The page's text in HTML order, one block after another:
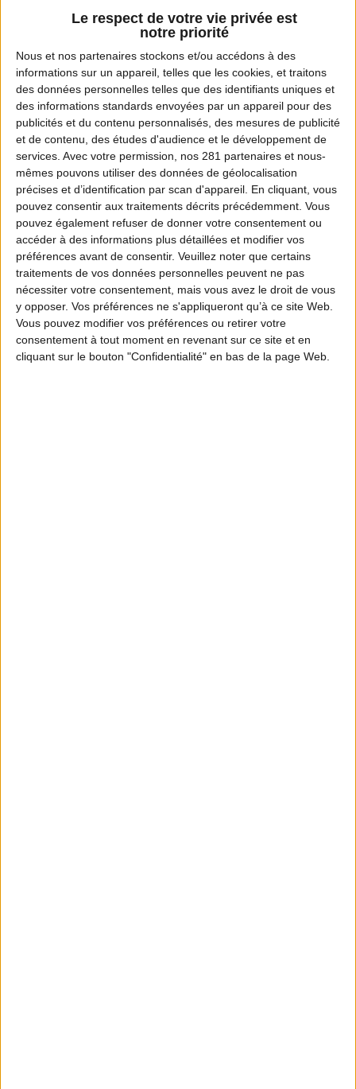
Le respect de votre vie privée est
notre priorité
Nous et nos partenaires stockons et/ou accédons à des
informations sur un appareil, telles que les cookies, et traitons
des données personnelles telles que des identifiants uniques et
des informations standards envoyées par un appareil pour des
publicités et du contenu personnalisés, des mesures de publicité
et de contenu, des études d'audience et le développement de
services. Avec votre permission, nos 281 partenaires et nous-
mêmes pouvons utiliser des données de géolocalisation
précises et d’identification par scan d'appareil. En cliquant, vous
pouvez consentir aux traitements décrits précédemment. Vous
pouvez également refuser de donner votre consentement ou
accéder à des informations plus détaillées et modifier vos
préférences avant de consentir. Veuillez noter que certains
traitements de vos données personnelles peuvent ne pas
nécessiter votre consentement, mais vous avez le droit de vous
y opposer. Vos préférences ne s'appliqueront qu’à ce site Web.
Vous pouvez modifier vos préférences ou retirer votre
consentement à tout moment en revenant sur ce site et en
cliquant sur le bouton "Confidentialité" en bas de la page Web.
4 personnes
Filet de cerf 600 g
Sauce soja sucrée 50 g
Oignons jaunes
Pâte de curry rouge 100 g